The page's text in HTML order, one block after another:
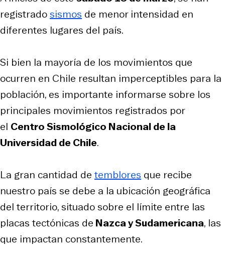
registradosismos de menor intensidad en
diferentes lugares del país.
Si bien la mayoría de los movimientos que
ocurren en Chile resultan imperceptibles para la
población, es importante informarse sobre los
principales movimientos registrados por
el Centro Sismológico Nacional de la
Universidad de Chile.
La gran cantidad detemblores que recibe
nuestro país se debe a la ubicación geográfica
del territorio, situado sobre el límite entre las
placas tectónicas de Nazca y Sudamericana, las
que impactan constantemente.